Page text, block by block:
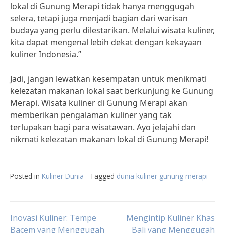
lokal di Gunung Merapi tidak hanya menggugah
selera, tetapi juga menjadi bagian dari warisan
budaya yang perlu dilestarikan. Melalui wisata kuliner,
kita dapat mengenal lebih dekat dengan kekayaan
kuliner Indonesia.”
Jadi, jangan lewatkan kesempatan untuk menikmati
kelezatan makanan lokal saat berkunjung ke Gunung
Merapi. Wisata kuliner di Gunung Merapi akan
memberikan pengalaman kuliner yang tak
terlupakan bagi para wisatawan. Ayo jelajahi dan
nikmati kelezatan makanan lokal di Gunung Merapi!
Posted in Kuliner Dunia Tagged dunia kuliner gunung merapi
Post
Inovasi Kuliner: Tempe
Bacem yang Menggugah
Mengintip Kuliner Khas
Bali yang Menggugah